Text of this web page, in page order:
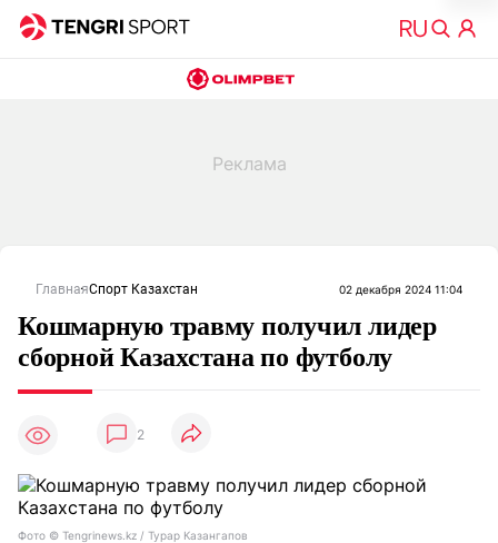
ГлавнаяСпорт Казахстан 02 декабря 2024 11:04
Кошмарную травму получил лидер
сборной Казахстана по футболу
2
Фото ©️ Tengrinews.kz / Турар Казангапов